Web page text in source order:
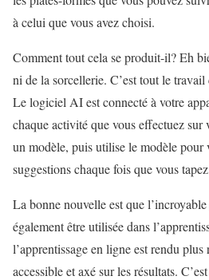
à celui que vous avez choisi.
Comment tout cela se produit-il? Eh
ni de la sorcellerie. C’est tout le
Le logiciel AI est connecté à votre
chaque activité que vous effectuez
un modèle, puis utilise le modèle pour
suggestions chaque fois que vous
La bonne nouvelle est que
également être utilisée dans
l’apprentissage en ligne est rendu
accessible et axé sur les résultats.